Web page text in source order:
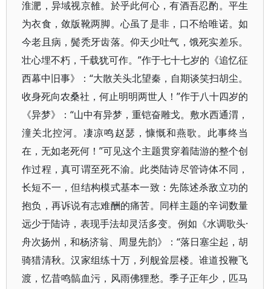
淮淝，异域视京雒。於乎此何心，有酒吾忍酌。平生
为衣食，敛版靴两脚。心虽了是非，口不给唯诺。如
今老且病，鬓秃牙齿落。仰天少吐气，饿死实差乐。
壮心埋不朽，千载犹可作。”作于七十七岁的《追忆征
西幕中旧事》：“大散关头北望秦，自期谈笑扫胡尘。
收身死向农桑社，何止明明两世人！”作于八十四岁的
《异梦》：“山中有异梦，重铠奋雕戈。敷水西通渭，
潼关北控河。凄凉鸣赵瑟，慷慨和燕歌。此事终当
在，无如老死何！”可见这个主题贯穿着陆游的整个创
作过程，真可谓至死不渝。此类陆诗尽管诗体不同，
长短不一，但结构模式基本一致：先陈述杀敌立功的
抱负，再诉说有志难酬的痛苦。同样主题的辛词数量
远少于陆诗，表现手法却灵活多变。例如《水调歌头·
舟次扬州，和杨济翁、周显先韵》：“落日塞尘起，胡
骑猎清秋。汉家组练十万，列舰耸层楼。谁道投鞭飞
渡，忆昔鸣髇血污，风雨佛狸愁。季子正年少，匹马